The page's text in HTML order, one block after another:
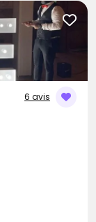
6 avis